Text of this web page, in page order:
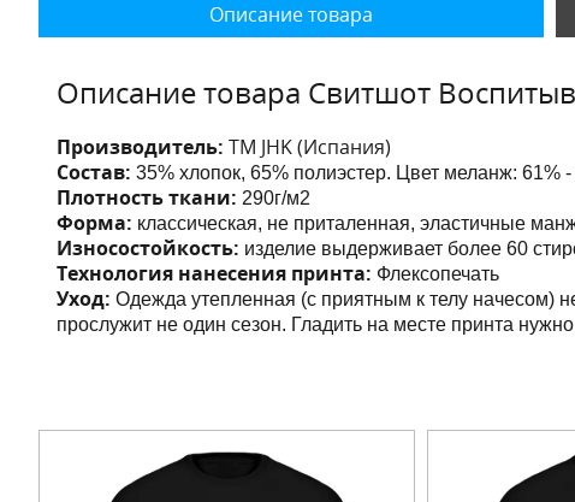
Описание товара
Описание товара Свитшот
Производитель: ТМ JHK (Испания)
Состав: 35% хлопок, 65% полиэстер. Цвет меланж: 61%
Плотность ткани: 290г/м2
Форма: классическая, не приталенная, эластичные
Износостойкость: изделие выдерживает более 60
Технология нанесения принта: Флексопечать
Уход: Одежда утепленная (с приятным к телу начесом)
прослужит не один сезон. Гладить на месте принта